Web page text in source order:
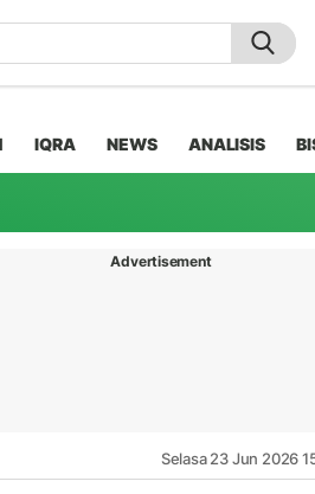
IQRA NEWS ANALISIS
Advertisement
Selasa 23 Jun 2026